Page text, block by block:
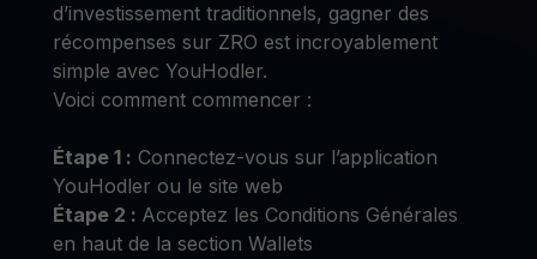
d’investissement traditionnels, gagner des
récompenses sur ZRO est incroyablement
simple avec YouHodler.
Voici comment commencer :
Étape 1 : Connectez-vous sur l’application
YouHodler ou le site web
Étape 2 : Acceptez les Conditions Générales
en haut de la section Wallets